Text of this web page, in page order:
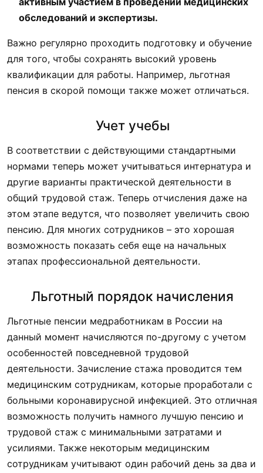
обследований и экспертизы.
Важно регулярно проходить подготовку и обучение
для того, чтобы сохранять высокий уровень
квалификации для работы. Например, льготная
пенсия в скорой помощи также может отличаться.
Учет учебы
В соответствии с действующими стандартными
нормами теперь может учитываться интернатура и
другие варианты практической деятельности в
общий трудовой стаж. Теперь отчисления даже на
этом этапе ведутся, что позволяет увеличить свою
пенсию. Для многих сотрудников – это хорошая
возможность показать себя еще на начальных
этапах профессиональной деятельности.
Льготный порядок начисления
Льготные пенсии медработникам в России на
данный момент начисляются по-другому с учетом
особенностей повседневной трудовой
деятельности. Зачисление стажа проводится тем
медицинским сотрудникам, которые проработали с
больными коронавирусной инфекцией. Это отличная
возможность получить намного лучшую пенсию и
трудовой стаж с минимальными затратами и
усилиями. Также некоторым медицинским
сотрудникам учитывают один рабочий день за два и